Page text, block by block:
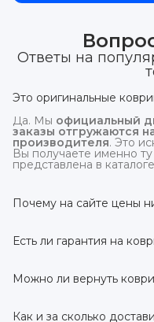
Ответы на
Это оригинальные
Да. Мы официальный
заказы отгружаются
производителя. Это
Вы получаете именно
представлена в
Почему на сайте цены
отгрузка идёт
без посредников.
Есть ли гарантия на
производителя 3 года
обнаружится
Можно ли вернуть
заказанного
Как и за сколько